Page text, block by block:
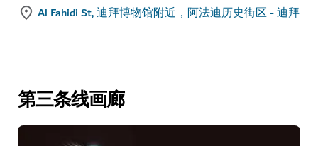
Al Fahidi St, 迪拜博物馆附近，阿法迪历史街区 - 迪拜
第三条线画廊